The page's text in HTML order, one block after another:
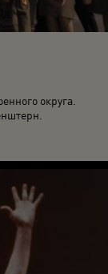
округа.